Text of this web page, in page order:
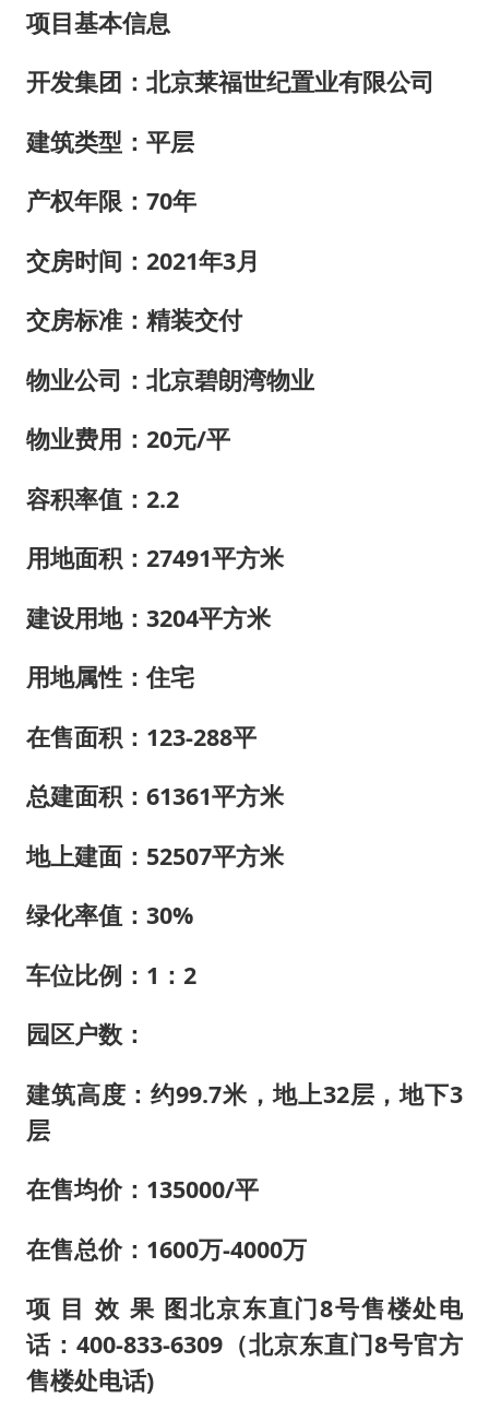
项目基本信息
开发集团：北京莱福世纪置业有限公司
建筑类型：平层
产权年限：70年
交房时间：2021年3月
交房标准：精装交付
物业公司：北京碧朗湾物业
物业费用：20元/平
容积率值：2.2
用地面积：27491平方米
建设用地：3204平方米
用地属性：住宅
在售面积：123-288平
总建面积：61361平方米
地上建面：52507平方米
绿化率值：30%
车位比例：1：2
园区户数：
建筑高度：约99.7米，地上32层，地下3
层
在售均价：135000/平
在售总价：1600万-4000万
项 目 效 果 图北京东直门8号售楼处电
话：400-833-6309（北京东直门8号官方
售楼处电话)